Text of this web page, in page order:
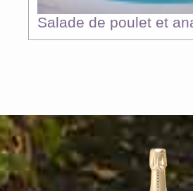
Salade de poulet et